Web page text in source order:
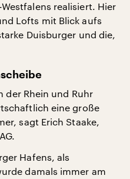
realisiert. Hier
Lofts mit Blick aufs
Duisburger und die,
der Rhein und Ruhr
eine große
sagt Erich Staake,
Hafens, als
damals immer am